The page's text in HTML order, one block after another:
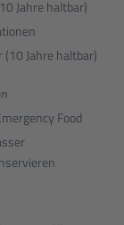
Jahre haltbar)
Jahre haltbar)
Food